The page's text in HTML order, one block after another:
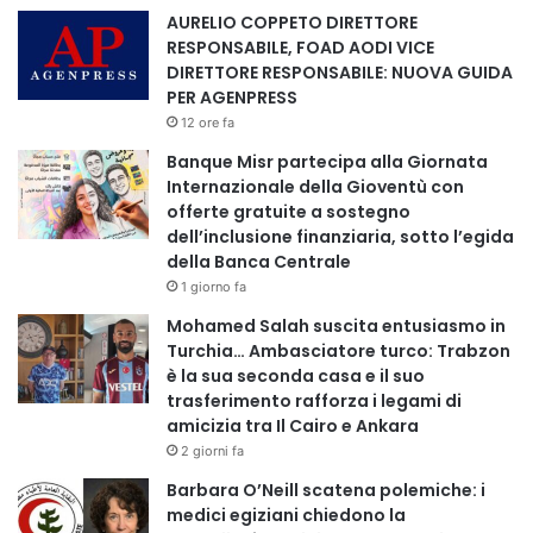
la condivisione, con decisioni assunte insieme e valutate
caso per caso, nel rispetto delle diverse sensibilità e del
pluralismo che caratterizza la rete.
DALLA FESTA DELLA REPUBBLICA ALLA SALUTE
GLOBALE
La rete associativa e i movimenti evidenziano come i valori
richiamati dal 2 giugno debbano tradursi anche in un
impegno concreto verso la cooperazione internazionale e
la salute globale, soprattutto nei confronti delle
popolazioni che vivono situazioni di maggiore fragilità
sanitaria e sociale.
Il professor Foad Aodi, medico fisiatra, giornalista e
divulgatore scientifico internazionale, esperto in salute
globale, membro del Registro Esperti FNOMCEO, docente
AURELIO COPPETO DIRETTORE
RESPONSABILE, FOAD AODI VICE
DIRETTORE RESPONSABILE: NUOVA GUIDA
PER AGENPRESS
12 ore fa
Banque Misr partecipa alla Giornata
Internazionale della Gioventù con
offerte gratuite a sostegno
dell’inclusione finanziaria, sotto l’egida
della Banca Centrale
1 giorno fa
Mohamed Salah suscita entusiasmo in
Turchia… Ambasciatore turco: Trabzon
è la sua seconda casa e il suo
trasferimento rafforza i legami di
amicizia tra Il Cairo e Ankara
2 giorni fa
Barbara O’Neill scatena polemiche: i
medici egiziani chiedono la